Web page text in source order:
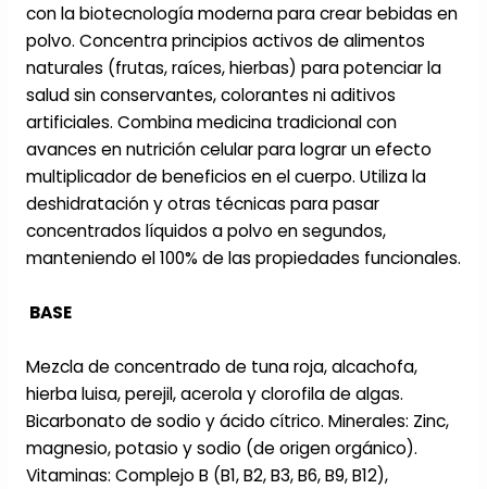
con la biotecnología moderna para crear bebidas en
polvo. Concentra principios activos de alimentos
naturales (frutas, raíces, hierbas) para potenciar la
salud sin conservantes, colorantes ni aditivos
artificiales. Combina medicina tradicional con
avances en nutrición celular para lograr un efecto
multiplicador de beneficios en el cuerpo. Utiliza la
deshidratación y otras técnicas para pasar
concentrados líquidos a polvo en segundos,
manteniendo el 100% de las propiedades funcionales.
BASE
Mezcla de concentrado de tuna roja, alcachofa,
hierba luisa, perejil, acerola y clorofila de algas.
Bicarbonato de sodio y ácido cítrico. Minerales: Zinc,
magnesio, potasio y sodio (de origen orgánico).
Vitaminas: Complejo B (B1, B2, B3, B6, B9, B12),